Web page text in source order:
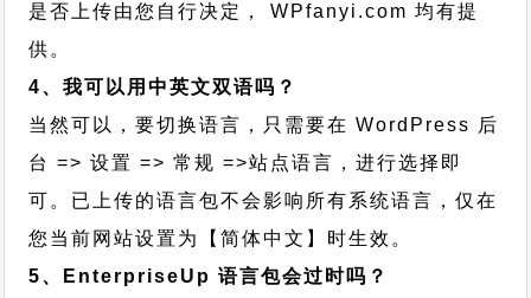
是否上传由您自行决定， WPfanyi.com 均有提
供。
4、我可以用中英文双语吗？
当然可以，要切换语言，只需要在 WordPress 后
台 => 设置 => 常规 =>站点语言，进行选择即
可。已上传的语言包不会影响所有系统语言，仅在
您当前网站设置为【简体中文】时生效。
5、EnterpriseUp 语言包会过时吗？